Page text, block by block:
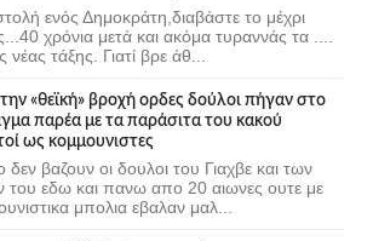
ενός Δημοκράτη,διαβάστε το μέχρι
χρόνια μετά και ακόμα τυραννάς τα ....
νέας τάξης. Γιατί βρε άθ...
«θεϊκή» βροχή ορδες δούλοι πήγαν στο
παρέα με τα παράσιτα του κακού
ως κομμουνιστες
βαζουν οι δουλοι του Γιαχβε και των
του εδω και πανω απο 20 αιωνες ουτε με
μπολια εβαλαν μαλ...